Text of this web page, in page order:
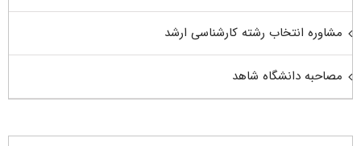
مشاوره انتخاب رشته کارشناسی ارشد
مصاحبه دانشگاه شاهد